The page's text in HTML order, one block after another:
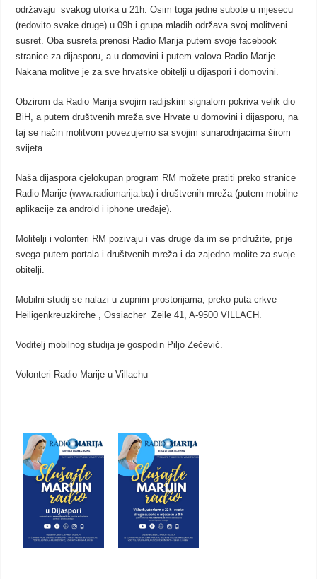
održavaju svakog utorka u 21h. Osim toga jedne subote u mjesecu
(redovito svake druge) u 09h i grupa mladih održava svoj molitveni
susret. Oba susreta prenosi Radio Marija putem svoje facebook
stranice za dijasporu, a u domovini i putem valova Radio Marije.
Nakana molitve je za sve hrvatske obitelji u dijaspori i domovini.
Obzirom da Radio Marija svojim radijskim signalom pokriva velik dio
BiH, a putem društvenih mreža sve Hrvate u domovini i dijasporu, na
taj se način molitvom povezujemo sa svojim sunarodnjacima širom
svijeta.
Naša dijaspora cjelokupan program RM možete pratiti preko stranice
Radio Marije (www.radiomarija.ba) i društvenih mreža (putem mobilne
aplikacije za android i iphone uređaje).
Molitelji i volonteri RM pozivaju i vas druge da im se pridružite, prije
svega putem portala i društvenih mreža i da zajedno molite za svoje
obitelji.
Mobilni studij se nalazi u zupnim prostorijama, preko puta crkve
Heiligenkreuzkirche , Ossiacher Zeile 41, A-9500 VILLACH.
Voditelj mobilnog studija je gospodin Piljo Zečević.
Volonteri Radio Marije u Villachu